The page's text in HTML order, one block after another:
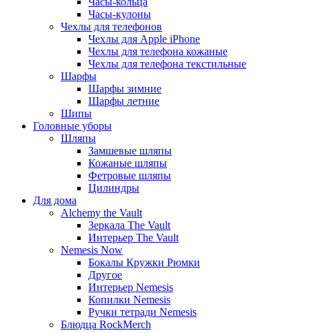
Часы-кулоны
Чехлы для телефонов
Чехлы для Apple iPhone
Чехлы для телефона кожаные
Чехлы для телефона текстильные
Шарфы
Шарфы зимние
Шарфы летние
Шипы
Головные уборы
Шляпы
Замшевые шляпы
Кожаные шляпы
Фетровые шляпы
Цилиндры
Для дома
Alchemy the Vault
Зеркала The Vault
Интерьер The Vault
Nemesis Now
Бокалы Кружки Рюмки
Другое
Интерьер Nemesis
Копилки Nemesis
Ручки тетради Nemesis
Блюдца RockMerch